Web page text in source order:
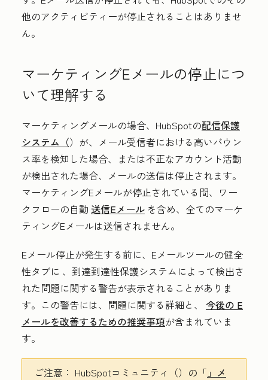
他のアクティビティーが停止されることはありませ
ん。
マーケティングEメールの停止につ
いて理解する
マーケティングメールの場合、HubSpotの配信保護
システム（）が、メール受信者における高いバウン
ス率を検知した場合、または不正なアカウント活動
が検出された場合、メールの送信は停止されます。
マーケティングEメールが停止されている間、ワー
クフローの自動 送信Eメール を含め、全てのマーケ
ティングEメールは送信されません。
Eメール停止が発生する前に、Eメールツールの健全
性タブに 、到達到達性保護システムによって検出さ
れた問題に関する警告が表示されることがありま
す。この警告には、問題に関する詳細と、 今後の E
メールを改善するための推奨事項が含まれていま
す。
ご注意： HubSpotコミュニティ（）の「 」メ